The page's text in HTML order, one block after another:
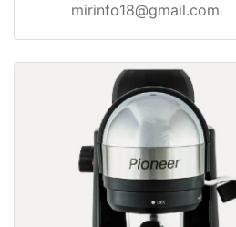
mirinfo18@gmail.com